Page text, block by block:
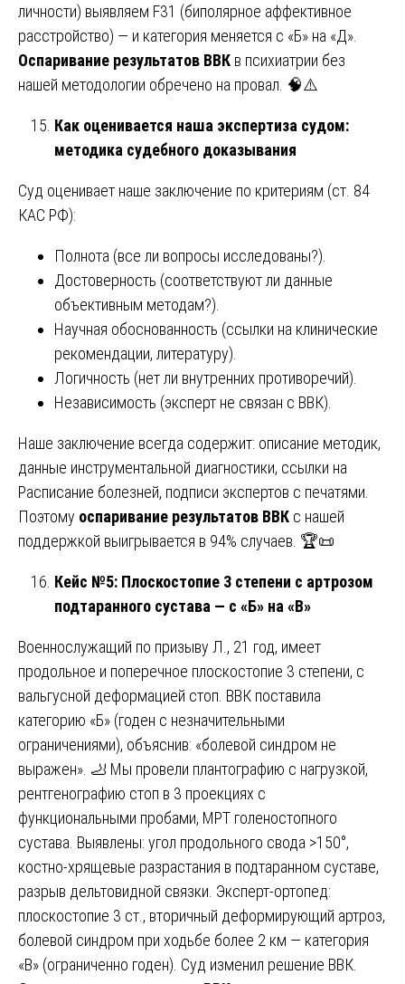
личности) выявляем F31 (биполярное аффективное
расстройство) — и категория меняется с «Б» на «Д».
Оспаривание результатов ВВК в психиатрии без
нашей методологии обречено на провал. 🧠⚠️
Как оценивается наша экспертиза судом:
методика судебного доказывания
Суд оценивает наше заключение по критериям (ст. 84
КАС РФ):
Полнота (все ли вопросы исследованы?).
Достоверность (соответствуют ли данные
объективным методам?).
Научная обоснованность (ссылки на клинические
рекомендации, литературу).
Логичность (нет ли внутренних противоречий).
Независимость (эксперт не связан с ВВК).
Наше заключение всегда содержит: описание методик,
данные инструментальной диагностики, ссылки на
Расписание болезней, подписи экспертов с печатями.
Поэтому оспаривание результатов ВВК с нашей
поддержкой выигрывается в 94% случаев. 🏆📜
Кейс №5: Плоскостопие 3 степени с артрозом
подтаранного сустава — с «Б» на «В»
Военнослужащий по призыву Л., 21 год, имеет
продольное и поперечное плоскостопие 3 степени, с
вальгусной деформацией стоп. ВВК поставила
категорию «Б» (годен с незначительными
ограничениями), объяснив: «болевой синдром не
выражен». 🦶 Мы провели плантографию с нагрузкой,
рентгенографию стоп в 3 проекциях с
функциональными пробами, МРТ голеностопного
сустава. Выявлены: угол продольного свода >150°,
костно-хрящевые разрастания в подтаранном суставе,
разрыв дельтовидной связки. Эксперт-ортопед:
плоскостопие 3 ст., вторичный деформирующий артроз,
болевой синдром при ходьбе более 2 км — категория
«В» (ограниченно годен). Суд изменил решение ВВК.